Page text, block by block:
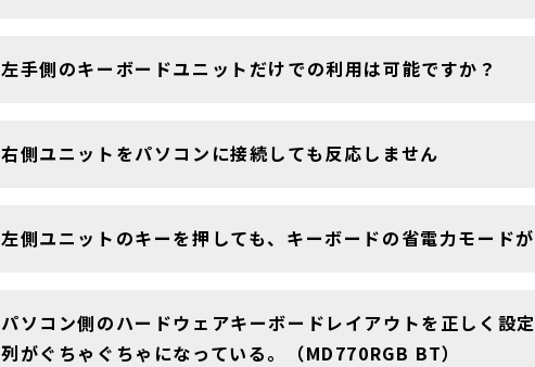
左手側のキーボードユニットだけでの利用は可能ですか？
右側ユニットをパソコンに接続しても反応しません
左側ユニットのキーを押しても、キーボードの省電力モード
パソコン側のハードウェアキーボードレイアウトを正しく設
列がぐちゃぐちゃになっている。（MD770RGB BT）